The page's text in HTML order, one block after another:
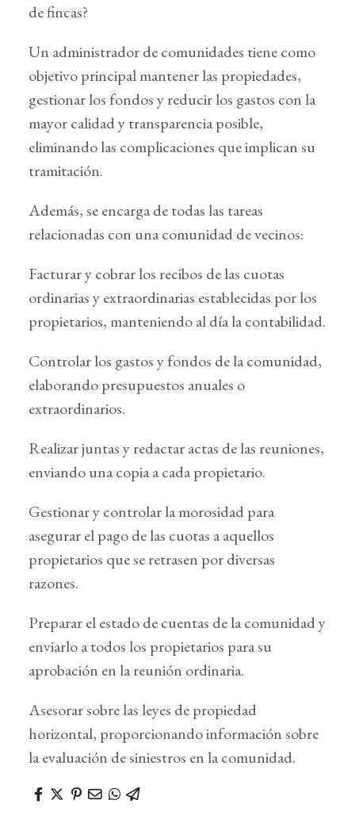
de fincas?
Un administrador de comunidades tiene como
objetivo principal mantener las propiedades,
gestionar los fondos y reducir los gastos con la
mayor calidad y transparencia posible,
eliminando las complicaciones que implican su
tramitación.
Además, se encarga de todas las tareas
relacionadas con una comunidad de vecinos:
Facturar y cobrar los recibos de las cuotas
ordinarias y extraordinarias establecidas por los
propietarios, manteniendo al día la contabilidad.
Controlar los gastos y fondos de la comunidad,
elaborando presupuestos anuales o
extraordinarios.
Realizar juntas y redactar actas de las reuniones,
enviando una copia a cada propietario.
Gestionar y controlar la morosidad para
asegurar el pago de las cuotas a aquellos
propietarios que se retrasen por diversas
razones.
Preparar el estado de cuentas de la comunidad y
enviarlo a todos los propietarios para su
aprobación en la reunión ordinaria.
Asesorar sobre las leyes de propiedad
horizontal, proporcionando información sobre
la evaluación de siniestros en la comunidad.